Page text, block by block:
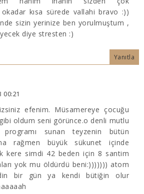
okadar kısa sürede vallahi bravo :))
sizin yerinize ben yorulmuştum ,
diye stresten :)
Yanıtla
00:21
efenim. Müsamereye çocuğu
oldum seni görünce.o denli mutlu
sunan teyzenin bütün
rağmen büyük sükunet içinde
kere simdi 42 beden için 8 santim
yok mu öldürdü beni:))))))) atom
bir gün ya kendi bütiğin olur